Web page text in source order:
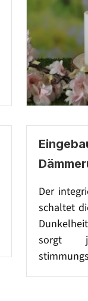
Der
schaltet
sorgt